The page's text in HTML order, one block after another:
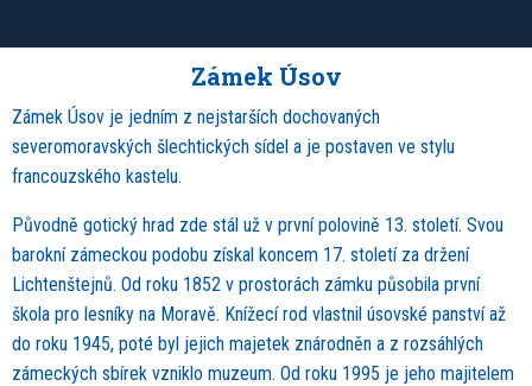
Zámek Úsov
Zámek Úsov je jedním z nejstarších dochovaných
severomoravských šlechtických sídel a je postaven ve stylu
francouzského kastelu.
Původně gotický hrad zde stál už v první polovině 13. století. Svou
barokní zámeckou podobu získal koncem 17. století za držení
Lichtenštejnů. Od roku 1852 v prostorách zámku působila první
škola pro lesníky na Moravě. Knížecí rod vlastnil úsovské panství až
do roku 1945, poté byl jejich majetek znárodněn a z rozsáhlých
zámeckých sbírek vzniklo muzeum. Od roku 1995 je jeho majitelem